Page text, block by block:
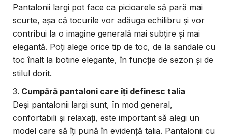
Pantalonii largi pot face ca picioarele să pară mai
scurte, așa că tocurile vor adăuga echilibru și vor
contribui la o imagine generală mai subțire și mai
elegantă. Poți alege orice tip de toc, de la sandale cu
toc înalt la botine elegante, în funcție de sezon și de
stilul dorit.
Cumpără pantaloni care îți definesc talia
Deși pantalonii largi sunt, în mod general,
confortabili și relaxați, este important să alegi un
model care să îți pună în evidență talia. Pantalonii cu